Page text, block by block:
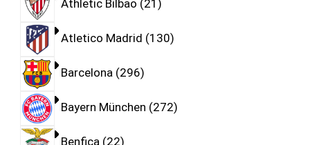
Athletic Bilbao 21
Atletico Madrid 130
Barcelona 296
Bayern München 272
Benfica 22